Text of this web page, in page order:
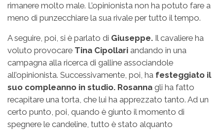
rimanere molto male. L’opinionista non ha potuto fare a
meno di punzecchiare la sua rivale per tutto il tempo.
A seguire, poi, si è parlato di Giuseppe. Il cavaliere ha
voluto provocare Tina Cipollari andando in una
campagna alla ricerca di galline associandole
all’opinionista. Successivamente, poi, ha festeggiato il
suo compleanno in studio. Rosanna gli ha fatto
recapitare una torta, che lui ha apprezzato tanto. Ad un
certo punto, poi, quando è giunto il momento di
spegnere le candeline, tutto è stato alquanto